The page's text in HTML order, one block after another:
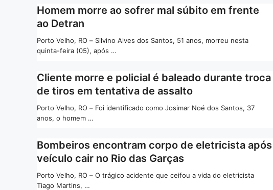
Homem morre ao sofrer mal súbito em frente
ao Detran
Porto Velho, RO – Silvino Alves dos Santos, 51 anos, morreu nesta
quinta-feira (05), após …
Cliente morre e policial é baleado durante troca
de tiros em tentativa de assalto
Porto Velho, RO – Foi identificado como Josimar Noé dos Santos, 37
anos, o homem …
Bombeiros encontram corpo de eletricista após
veículo cair no Rio das Garças
Porto Velho, RO – O trágico acidente que ceifou a vida do eletricista
Tiago Martins, …